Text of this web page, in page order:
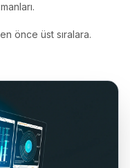
önce üst sıralara.